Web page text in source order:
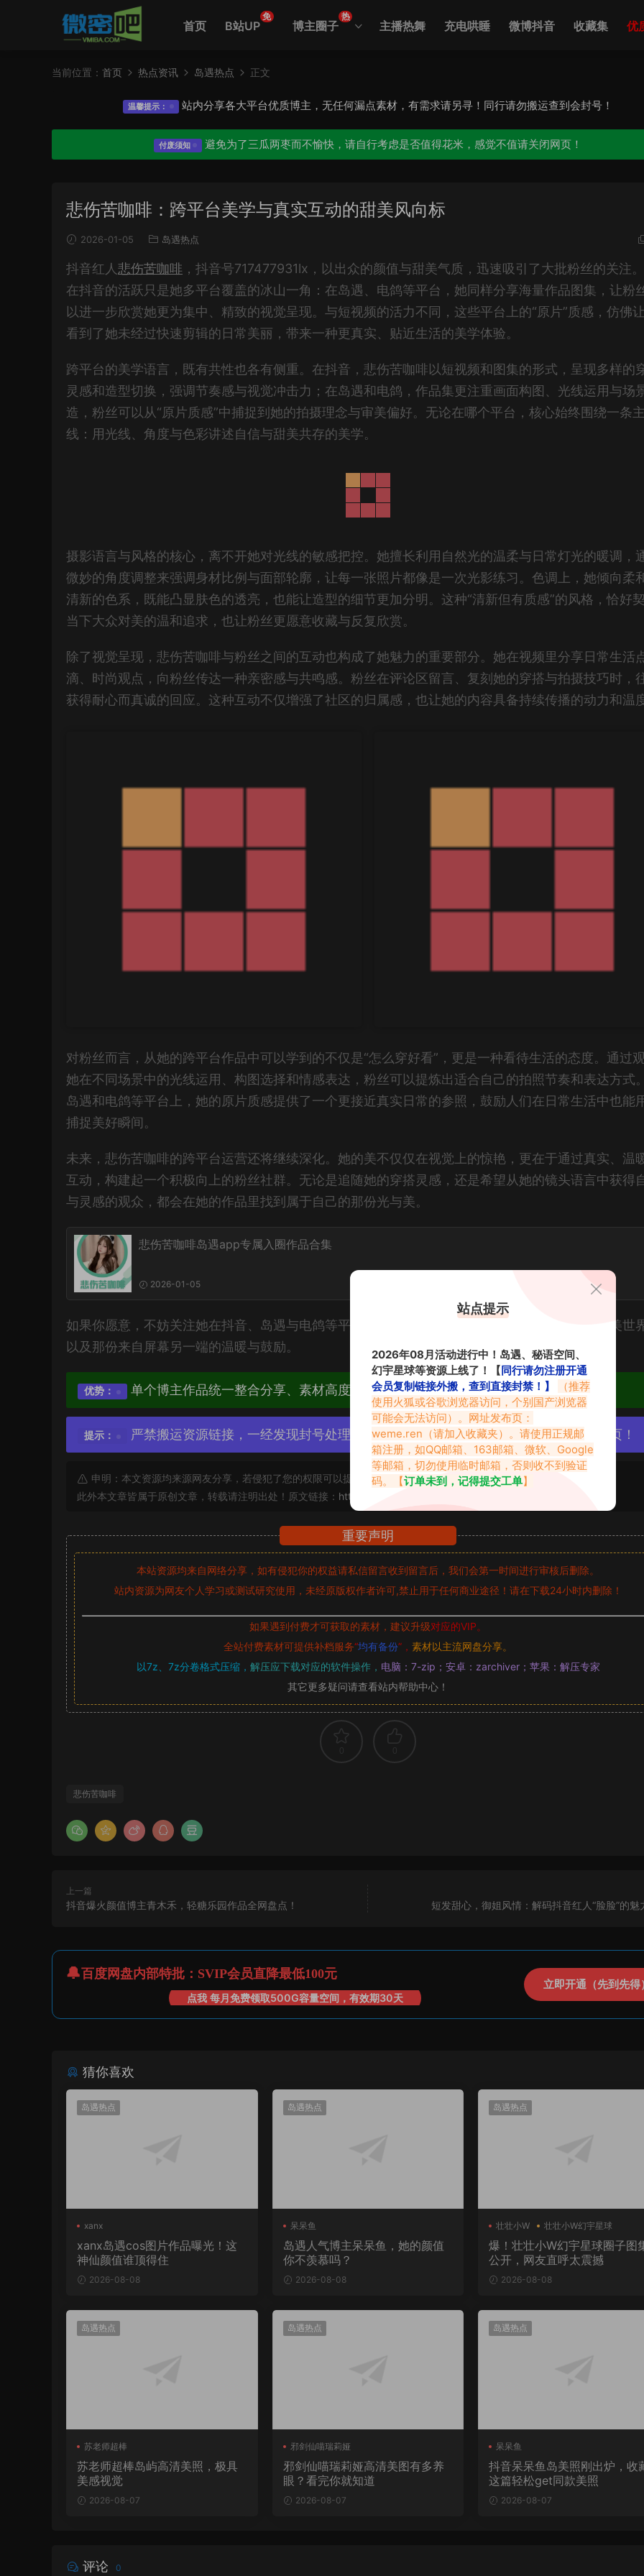
首页 B站UP
免
博主圈子
热
主播热舞 充电哄睡 微博抖音 收藏集 优
当前位置： 首页 热点资讯 岛遇热点 正文
温馨提示： 站内分享各大平台优质博主，无任何漏点素材，有需求请另寻！同行请勿搬运查到会封号！
付废须知 避免为了三瓜两枣而不愉快，请自行考虑是否值得花米，感觉不值请关闭网页！
悲伤苦咖啡：跨平台美学与真实互动的甜美风向标
2026-01-05 岛遇热点
抖音红人悲伤苦咖啡 ，抖音号717477931lx，以出众的颜值与甜美气质，迅速吸引了大批粉丝的关注
在抖音的活跃只是她多平台覆盖的冰山一角：在岛遇、电鸽等平台，她同样分享海量作品图集，让粉
以进一步欣赏她更为集中、精致的视觉呈现。与短视频的活力不同，这些平台上的“原片”质感，仿佛
看到了她未经过快速剪辑的日常美丽，带来一种更真实、贴近生活的美学体验。
跨平台的美学语言，既有共性也各有侧重。在抖音，悲伤苦咖啡以短视频和图集的形式，呈现多样的
灵感和造型切换，强调节奏感与视觉冲击力；在岛遇和电鸽，作品集更注重画面构图、光线运用与场
造，粉丝可以从“原片质感”中捕捉到她的拍摄理念与审美偏好。无论在哪个平台，核心始终围绕一条
线：用光线、角度与色彩讲述自信与甜美共存的美学。
摄影语言与风格的核心，离不开她对光线的敏感把控。她擅长利用自然光的温柔与日常灯光的暖调，
微妙的角度调整来强调身材比例与面部轮廓，让每一张照片都像是一次光影练习。色调上，她倾向柔
清新的色系，既能凸显肤色的透亮，也能让造型的细节更加分明。这种“清新但有质感”的风格，恰好
当下大众对美的温和追求，也让粉丝更愿意收藏与反复欣赏。
除了视觉呈现，悲伤苦咖啡与粉丝之间的互动也构成了她魅力的重要部分。她在视频里分享日常生活
滴、时尚观点，向粉丝传达一种亲密感与共鸣感。粉丝在评论区留言、复刻她的穿搭与拍摄技巧时，
获得耐心而真诚的回应。这种互动不仅增强了社区的归属感，也让她的内容具备持续传播的动力和温
对粉丝而言，从她的跨平台作品中可以学到的不仅是“怎么穿好看”，更是一种看待生活的态度。通过
她在不同场景中的光线运用、构图选择和情感表达，粉丝可以提炼出适合自己的拍照节奏和表达方式
岛遇和电鸽等平台上，她的原片质感提供了一个更接近真实日常的参照，鼓励人们在日常生活中也能
捕捉美好瞬间。
未来，悲伤苦咖啡的跨平台运营还将继续深化。她的美不仅仅在视觉上的惊艳，更在于通过真实、温
互动，构建起一个积极向上的粉丝社群。无论是追随她的穿搭灵感，还是希望从她的镜头语言中获得
与灵感的观众，都会在她的作品里找到属于自己的那份光与美。
悲伤苦咖啡岛遇app专属入圈作品合集
2026-01-05
如果你愿意，不妨关注她在抖音、岛遇与电鸽等平台的最新作品，感受她以光线与角度编织的甜美世
以及那份来自屏幕另一端的温暖与鼓励。
优势： 单个博主作品统一整合分享、素材高度去重复、逐一归档方便收藏！
提示： 严禁搬运资源链接，一经发现封号处理，素材资源无露点、需求请绕道，关闭本站网页！
申明：本文资源均来源网友分享，若侵犯了您的权限可以提交工单处理。
此外本文章皆属于原创文章，转载请注明出处！原文链接： https://www.vmiba.com/18466.html
重要声明
本站资源均来自网络分享，如有侵犯你的权益请私信留言收到留言后，我们会第一时间进行审核后删除。
站内资源为网友个人学习或测试研究使用，未经原版权作者许可,禁止用于任何商业途径！请在下载24小时内删除！
如果遇到付费才可获取的素材，建议升级对应的VIP。
全站付费素材可提供补档服务“均有备份”， 素材以主流网盘分享。
以7z、7z分卷格式压缩， 解压应下载对应的软件操作， 电脑：7-zip；安卓：zarchiver；苹果：解压专家
其它更多疑问请查看站内帮助中心！
悲伤苦咖啡
上一篇
抖音爆火颜值博主青木禾，轻糖乐园作品全网盘点！ 短发甜心，御姐风情：解码抖音红人“脸脸”的魅
百度网盘内部特批：SVIP会员直降最低100元
点我 每月免费领取500G容量空间，有效期30天
立即开通（先到先得
猜你喜欢
岛遇热点
xanx
xanx岛遇cos图片作品曝光！这
神仙颜值谁顶得住
2026-08-08
岛遇热点
呆呆鱼
岛遇人气博主呆呆鱼，她的颜值
你不羡慕吗？
2026-08-08
岛遇热点
壮壮小W 壮壮小W幻宇星球
爆！壮壮小W幻宇星球圈子图
公开，网友直呼太震撼
2026-08-08
岛遇热点
苏老师超棒
苏老师超棒岛屿高清美照，极具
美感视觉
2026-08-07
岛遇热点
邪剑仙喵瑞莉娅
邪剑仙喵瑞莉娅高清美图有多养
眼？看完你就知道
2026-08-07
岛遇热点
呆呆鱼
抖音呆呆鱼岛美照刚出炉，收
这篇轻松get同款美照
2026-08-07
评论 0
站点提示
2026年08月活动进行中！岛遇、秘语空间、
幻宇星球等资源上线了！【同行请勿注册开通
会员复制链接外搬，查到直接封禁！】
（推荐
使用火狐或谷歌浏览器访问，个别国产浏览器
可能会无法访问）。网址发布页：
weme.ren （请加入收藏夹）。请使用正规邮
箱注册，如QQ邮箱、163邮箱、微软、Google
等邮箱，切勿使用临时邮箱，否则收不到验证
码。【订单未到，记得提交工单】